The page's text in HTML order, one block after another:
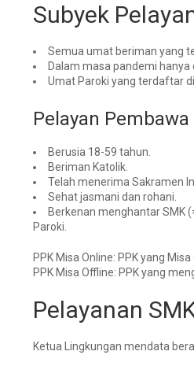
Subyek
Semua umat beriman yang
Dalam masa pandemi
Umat Paroki yang terdaftar di
Pelayan
Berusia 18-59 tahun.
Beriman Katolik.
Telah menerima Sakramen
Sehat jasmani dan rohani.
Berkenan menghantar SMK
Paroki.
PPK Misa Online: PPK yang
PPK Misa Offline: PPK yang
Pelayanan
Ketua Lingkungan mendata